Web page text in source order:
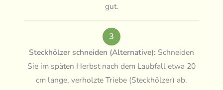
gut.
3
Steckhölzer schneiden (Alternative): Schneiden
Sie im späten Herbst nach dem Laubfall etwa 20
cm lange, verholzte Triebe (Steckhölzer) ab.